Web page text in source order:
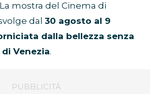
La mostra del Cinema di
dal 30 agosto al 9
dalla bellezza senza
Venezia.